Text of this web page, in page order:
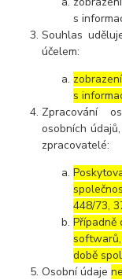
s
Souhlas
účelem:
s
Zpracování
osobních
zpracovatelé:
448/73,
Případně
době
Osobní údaje